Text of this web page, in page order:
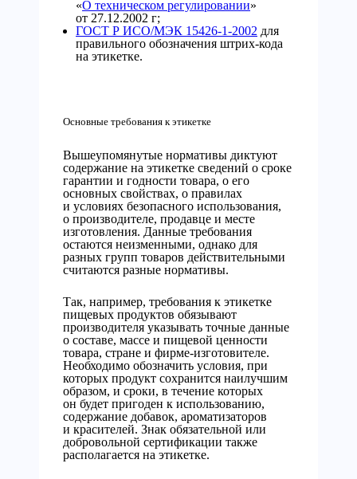
«О техническом регулировании»
от 27.12.2002 г;
ГОСТ Р ИСО/МЭК 15426-1-2002 для
правильного обозначения штрих-кода
на этикетке.
Основные требования к этикетке
Вышеупомянутые нормативы диктуют
содержание на этикетке сведений о сроке
гарантии и годности товара, о его
основных свойствах, о правилах
и условиях безопасного использования,
о производителе, продавце и месте
изготовления. Данные требования
остаются неизменными, однако для
разных групп товаров действительными
считаются разные нормативы.
Так, например, требования к этикетке
пищевых продуктов обязывают
производителя указывать точные данные
о составе, массе и пищевой ценности
товара, стране и фирме-изготовителе.
Необходимо обозначить условия, при
которых продукт сохранится наилучшим
образом, и сроки, в течение которых
он будет пригоден к использованию,
содержание добавок, ароматизаторов
и красителей. Знак обязательной или
добровольной сертификации также
располагается на этикетке.